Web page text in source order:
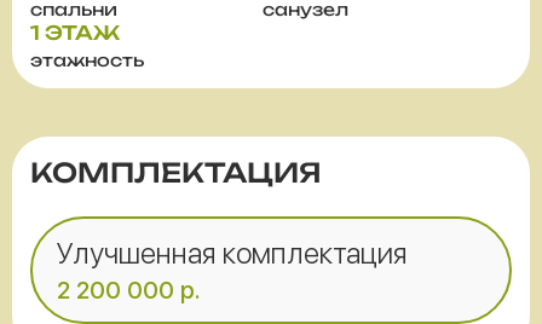
спальни санузел
1 ЭТАЖ
этажность
КОМПЛЕКТАЦИЯ
Улучшенная комплектация
2 200 000 р.